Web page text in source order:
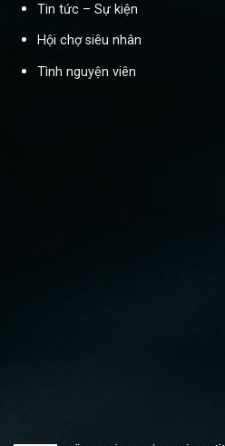
Tin tức – Sự kiện
Hội chợ siêu nhân
Tình nguyện viên